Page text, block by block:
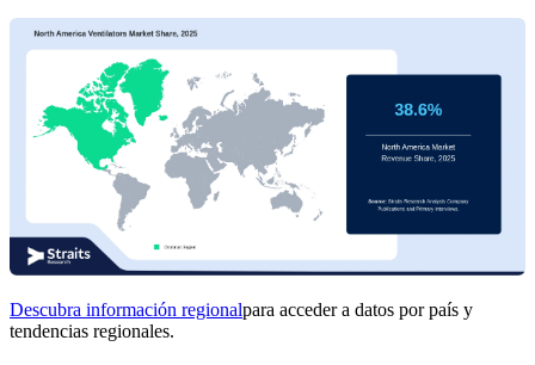
Descubra información regionalpara acceder a datos por país y
tendencias regionales.